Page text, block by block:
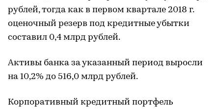
рублей, тогда как в первом квартале 2018 г.
оценочный резерв под кредитные убытки
составил 0,4 млрд рублей.
Активы банка за указанный период выросли
на 10,2% до 516,0 млрд рублей.
Корпоративный кредитный портфель